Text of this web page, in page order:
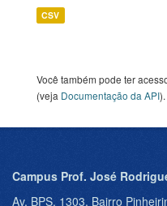
CSV
Você também pode ter
(veja Documentação da API).
Campus Prof. José
Av. BPS, 1303, Bairro